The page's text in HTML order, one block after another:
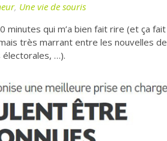
, Une vie de souris
minutes qui m’a bien fait rire (et ça fait
très marrant entre les nouvelles de
…).